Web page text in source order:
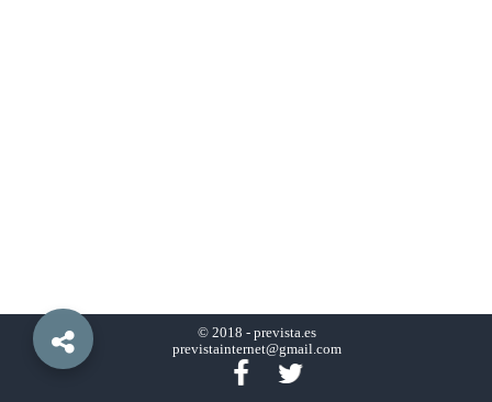
© 2018 - prevista.es
previstainternet@gmail.com